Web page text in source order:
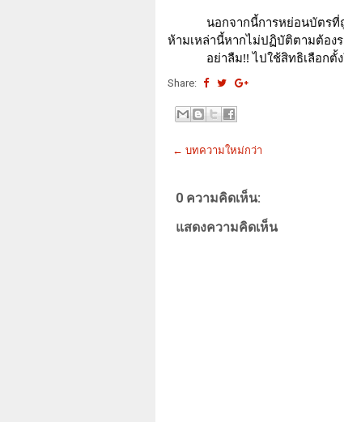
นอกจากนี้การหย่อนบัตรที่
ห้ามเหล่านี้หากไม่ปฏิบัติตามต้อง
อย่าลืม!! ไปใช้สิทธิเลือก
Share:
← บทความใหม่กว่า
0 ความคิดเห็น:
แสดงความคิดเห็น